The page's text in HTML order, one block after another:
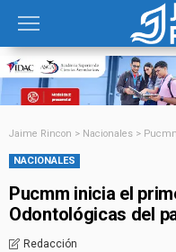
Jaime Rincon > Nacionales > Pucmm
NACIONALES
Pucmm inicia el
Odontológicas del
Redacción